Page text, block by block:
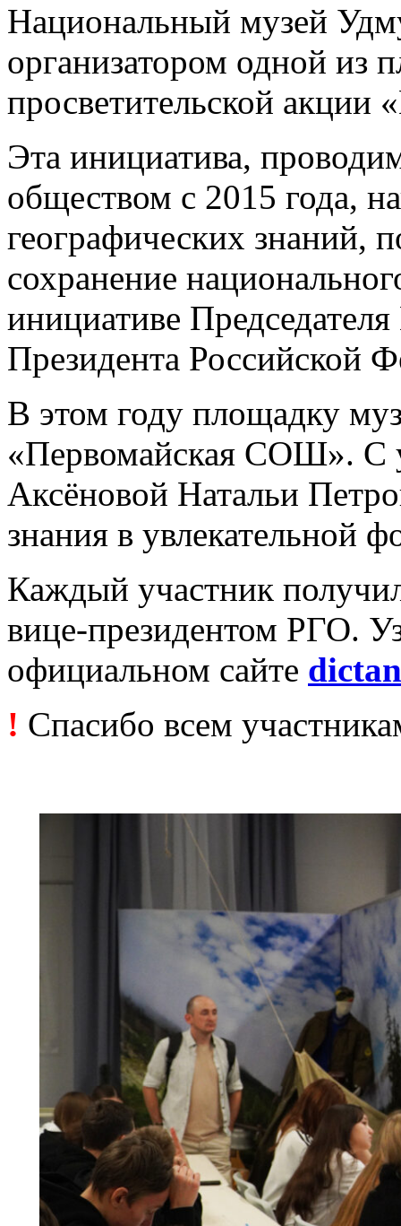
Национальный музей
организатором одной
просветительской акции
Эта инициатива,
обществом с 2015 года,
географических знаний,
сохранение
инициативе
Президента Российской
В этом году площадку
«Первомайская СОШ». С
Аксёновой Натальи
знания в увлекательной
Каждый участник
вице-президентом РГО.
официальном сайте
! Спасибо всем